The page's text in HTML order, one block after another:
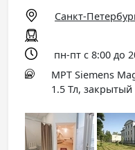
Санкт-
пн-пт с 8:00 до
МРТ Siemens
1.5 Тл, закрытый